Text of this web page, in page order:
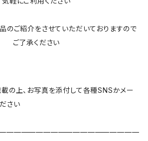
のご紹介をさせていただいておりますので
ご了承ください
の上、お写真を添付して各種SNSかメー
さい